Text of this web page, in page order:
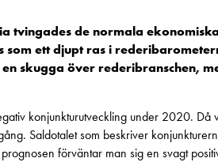
tvingades de normala
ett djupt ras i
skugga över rederibranschen,
konjunkturutveckling under 2020.
Saldotalet som beskriver
förväntar man sig en svagt